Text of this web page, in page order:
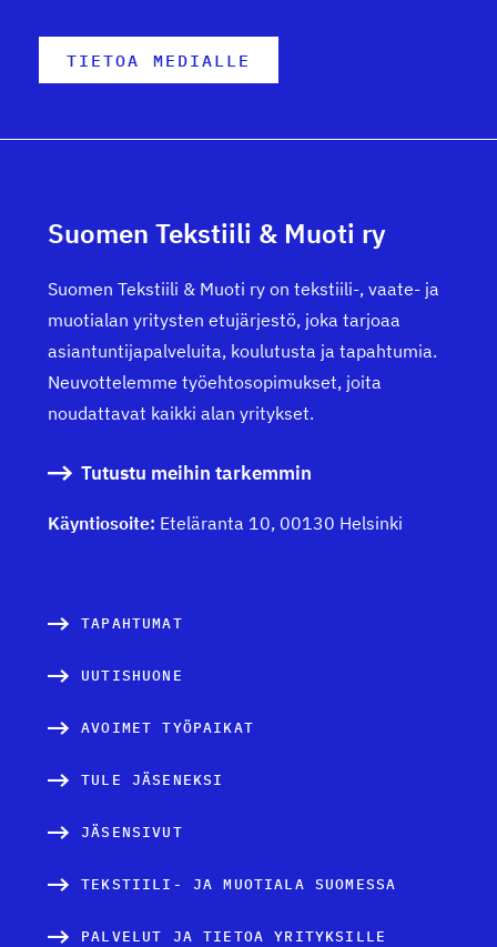
TIETOA MEDIALLE
Suomen Tekstiili & Muoti ry
Suomen Tekstiili & Muoti ry on tekstiili-, vaate- ja
muotialan yritysten etujärjestö, joka tarjoaa
asiantuntijapalveluita, koulutusta ja tapahtumia.
Neuvottelemme työehtosopimukset, joita
noudattavat kaikki alan yritykset.
Tutustu meihin tarkemmin
Käyntiosoite: Eteläranta 10, 00130 Helsinki
TAPAHTUMAT
UUTISHUONE
AVOIMET TYÖPAIKAT
TULE JÄSENEKSI
JÄSENSIVUT
TEKSTIILI- JA MUOTIALA SUOMESSA
PALVELUT JA TIETOA YRITYKSILLE